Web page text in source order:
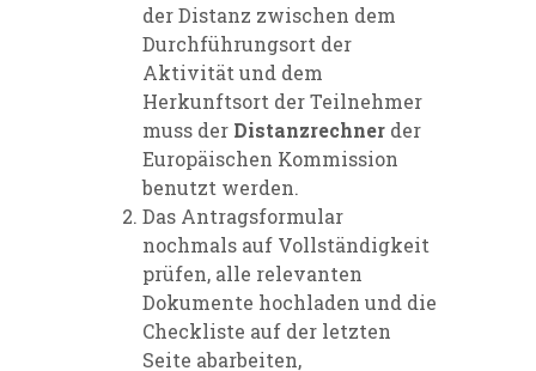
der Distanz zwischen dem
Durchführungsort der
Aktivität und dem
Herkunftsort der Teilnehmer
muss der Distanzrechner der
Europäischen Kommission
benutzt werden.
Das Antragsformular
nochmals auf Vollständigkeit
prüfen, alle relevanten
Dokumente hochladen und die
Checkliste auf der letzten
Seite abarbeiten,